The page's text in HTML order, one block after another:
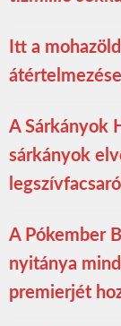
Itt a
A Sárkányok
sárkányok
A Pókember
nyitánya
premierjét